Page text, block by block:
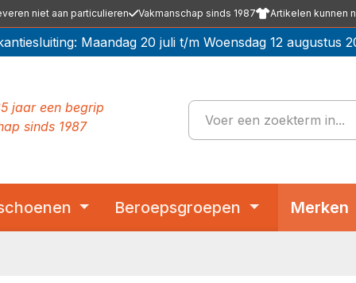
niet aan particulieren Vakmanschap sinds 1987 Artikelen kunnen
Maandag 20 juli t/m Woensdag 12 augustus
jaar een begrip
sinds 1987
Beroepsgroepen Merken